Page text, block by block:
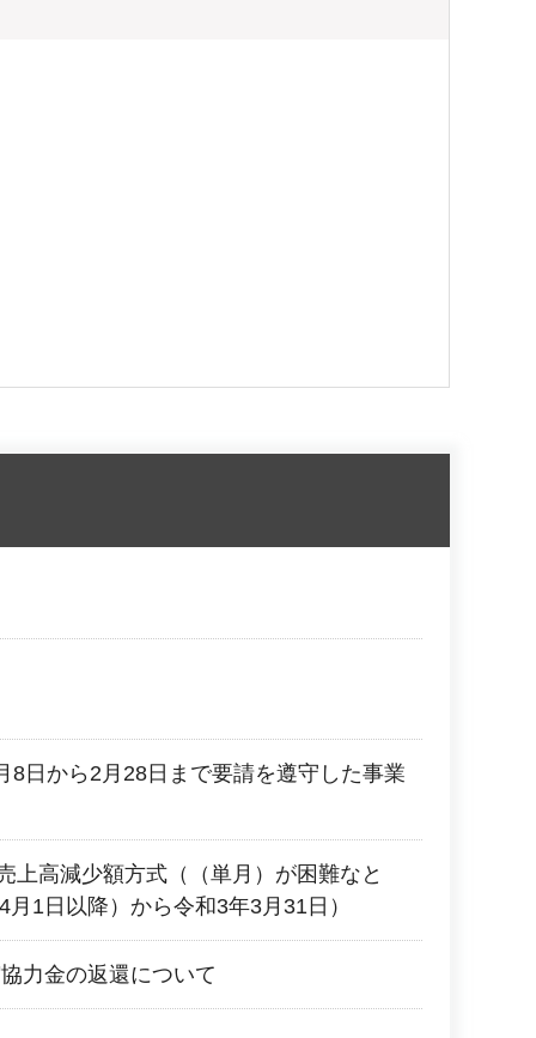
日から2月28日まで要請を遵守した事業
上高減少額方式（（単月）が困難なと
1日以降）から令和3年3月31日）
力金の返還について